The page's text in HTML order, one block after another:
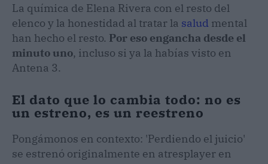
La química de Elena Rivera con el resto del
elenco y la honestidad al tratar la salud mental
han hecho el resto. Por eso engancha desde el
minuto uno, incluso si ya la habías visto en
Antena 3.
El dato que lo cambia todo: no es
un estreno, es un reestreno
Pongámonos en contexto: 'Perdiendo el juicio'
se estrenó originalmente en atresplayer en